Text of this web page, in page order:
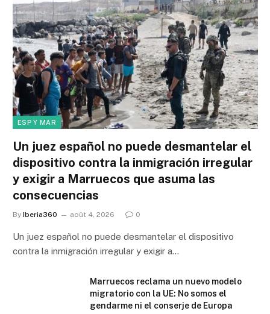
ESP Y MAR
Un juez español no puede desmantelar el
dispositivo contra la inmigración irregular
y exigir a Marruecos que asuma las
consecuencias
By Iberia360 août 4, 2026 0
Un juez español no puede desmantelar el dispositivo
contra la inmigración irregular y exigir a…
Marruecos reclama un nuevo modelo
migratorio con la UE: No somos el
gendarme ni el conserje de Europa